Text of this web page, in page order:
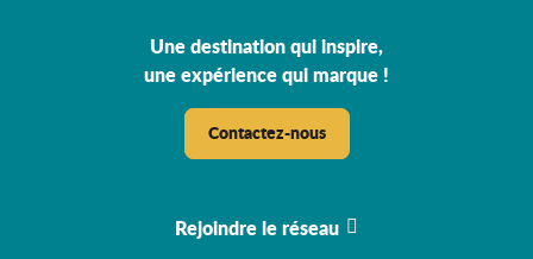
Une destination qui inspire,
une expérience qui marque !
Contactez-nous
Rejoindre le réseau